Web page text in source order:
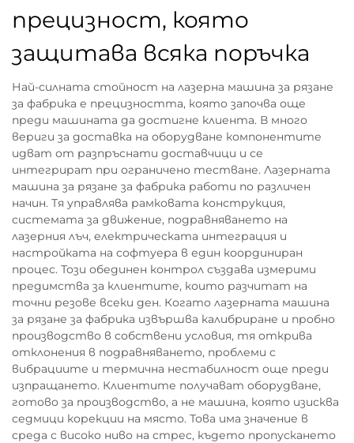
прецизност, която
защитава всяка поръчка
Най-силната стойност на лазерна машина за рязане
за фабрика е прецизността, която започва още
преди машината да достигне клиента. В много
вериги за доставка на оборудване компонентите
идват от разпръснати доставчици и се
интегрират при ограничено тестване. Лазерната
машина за рязане за фабрика работи по различен
начин. Тя управлява рамковата конструкция,
системата за движение, подравняването на
лазерния лъч, електрическата интеграция и
настройката на софтуера в един координиран
процес. Този обединен контрол създава измерими
предимства за клиентите, които разчитат на
точни резове всеки ден. Когато лазерната машина
за рязане за фабрика извършва калибриране и пробно
производство в собствени условия, тя открива
отклонения в подравняването, проблеми с
вибрациите и термична нестабилност още преди
изпращането. Клиентите получават оборудване,
готово за производство, а не машина, която изисква
седмици корекции на място. Това има значение в
среда с високо ниво на стрес, където пропускането